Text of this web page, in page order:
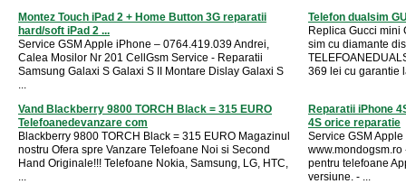
Montez Touch iPad 2 + Home Button 3G reparatii
hard/soft iPad 2 ...
Service GSM Apple iPhone – 0764.419.039 Andrei,
Calea Mosilor Nr 201 CellGsm Service - Reparatii
Samsung Galaxi S Galaxi S II Montare Dislay Galaxi S
...
Telefon dualsim
Replica Gucci mini
sim cu diamante
369 lei cu garantie
Vand Blackberry 9800 TORCH Black = 315 EURO
Telefoanedevanzare com
Blackberry 9800 TORCH Black = 315 EURO Magazinul
nostru Ofera spre Vanzare Telefoane Noi si Second
Hand Originale!!! Telefoane Nokia, Samsung, LG, HTC,
...
Reparatii iPhone
4S orice reparatie
Service GSM
www.mondogsm.ro
pentru telefoane
versiune. - ...